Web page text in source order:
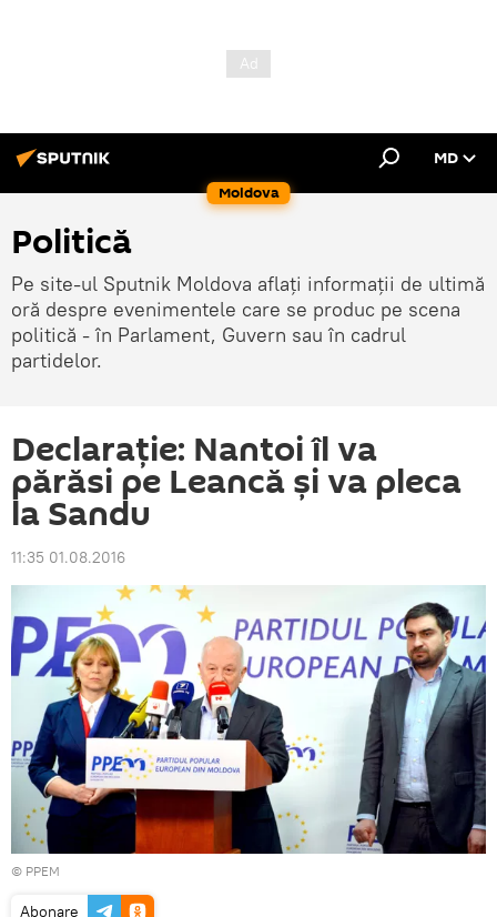
Moldova
MD
Politică
Pe site-ul Sputnik Moldova aflați informații de ultimă
oră despre evenimentele care se produc pe scena
politică - în Parlament, Guvern sau în cadrul
partidelor.
Declaraţie: Nantoi îl va
părăsi pe Leancă şi va pleca
la Sandu
11:35 01.08.2016
© PPEM
Abonare